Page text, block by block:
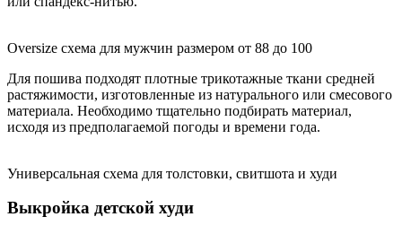
Oversize схема для мужчин размером от 88 до 100
Для пошива подходят плотные трикотажные ткани средней
растяжимости, изготовленные из натурального или смесового
материала. Необходимо тщательно подбирать материал,
исходя из предполагаемой погоды и времени года.
Универсальная схема для толстовки, свитшота и худи
Выкройка детской худи